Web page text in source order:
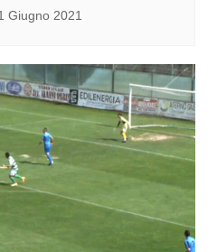
Giugno 2021